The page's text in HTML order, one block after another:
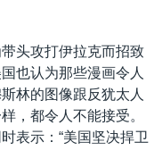
头攻打伊拉克而招致
也认为那些漫画令人
林的图像跟反犹太人
，都令人不能接受。
表示：“美国坚决捍卫